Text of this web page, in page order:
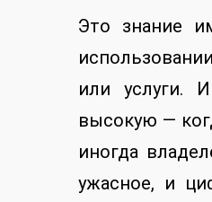
Это знание
или услуги.
высокую —
иногда
ужасное, и